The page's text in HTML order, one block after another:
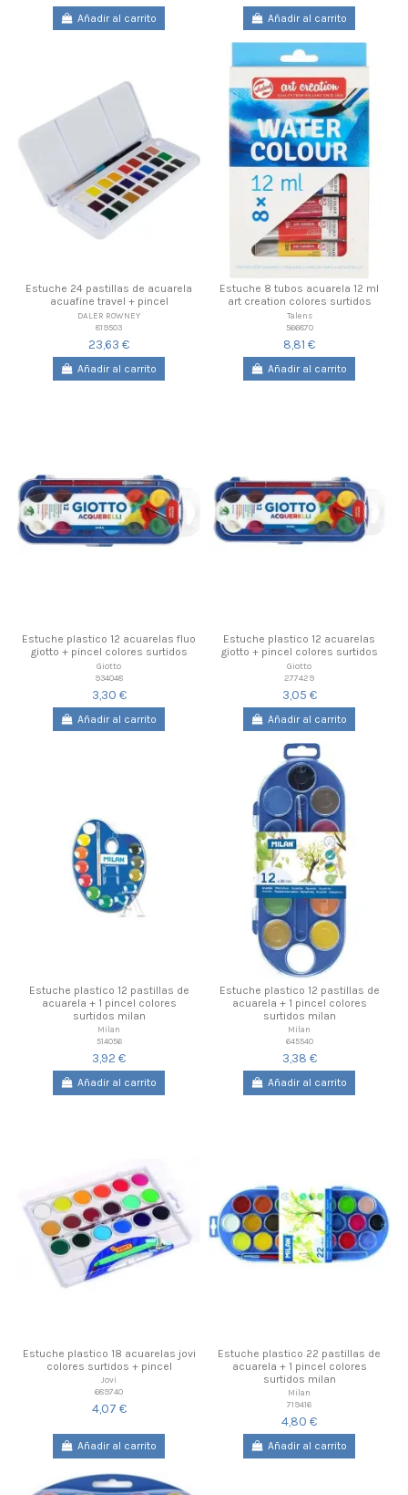
Añadir al carrito Añadir al carrito
Estuche 24 pastillas de acuarela
acuafine travel + pincel
DALER ROWNEY
819503
23,63 €
Añadir al carrito
Estuche 8 tubos acuarela 12 ml
art creation colores surtidos
Talens
566870
8,81 €
Añadir al carrito
Estuche plastico 12 acuarelas fluo
giotto + pincel colores surtidos
Giotto
934048
3,30 €
Añadir al carrito
Estuche plastico 12 acuarelas
giotto + pincel colores surtidos
Giotto
277429
3,05 €
Añadir al carrito
Estuche plastico 12 pastillas de
acuarela + 1 pincel colores
surtidos milan
Milan
514056
3,92 €
Añadir al carrito
Estuche plastico 12 pastillas de
acuarela + 1 pincel colores
surtidos milan
Milan
645540
3,38 €
Añadir al carrito
Estuche plastico 18 acuarelas jovi
colores surtidos + pincel
Jovi
689740
4,07 €
Añadir al carrito
Estuche plastico 22 pastillas de
acuarela + 1 pincel colores
surtidos milan
Milan
719416
4,80 €
Añadir al carrito